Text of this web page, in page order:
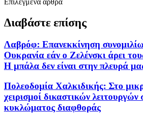
Επιλεγμένα άρθρα
Διαβάστε επίσης
Λαβρόφ: Επανεκκίνηση
Ουκρανία εάν ο Ζελένσκι άρει
Η μπάλα δεν είναι στην πλευρά
Πολεοδομία Χαλκιδικής: Στο
χειρισμοί δικαστικών
κυκλώματος διαφθοράς